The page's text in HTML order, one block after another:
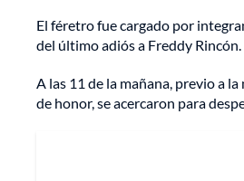
El féretro fue cargado por
del último adiós a Freddy Rincón.
A las 11 de la mañana, previo a
de honor, se acercaron para